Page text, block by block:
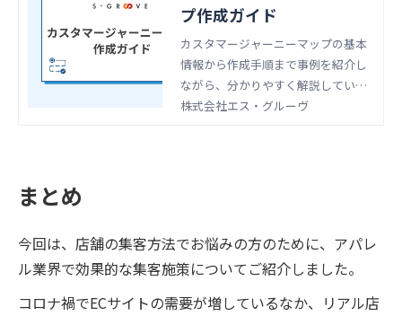
プ作成ガイド
カスタマージャーニーマップの基本
情報から作成手順まで事例を紹介し
ながら、分かりやすく解説していま
す。 すぐに使える無料テンプレート
株式会社エス・グルーヴ
まとめ
今回は、店舗の集客方法でお悩みの方のために、アパレ
ル業界で効果的な集客施策についてご紹介しました。
コロナ禍でECサイトの需要が増しているなか、リアル店